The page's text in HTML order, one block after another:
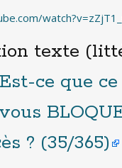
texte
Est-ce que ce
? (35/365)